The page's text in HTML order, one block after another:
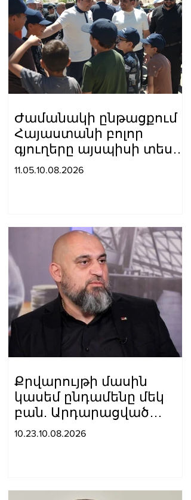
Ժամանակի ընթացքում
Հայաստանի բոլոր
գյուղերը այսպիսի տեսք
կստանան. Նարեկ
11.05.10.08.2026
Քրվարույթի մասին
կասեմ ընդամենը մեկ
բան. Արդարացված
Կարապետ Պողոսյան
10.23.10.08.2026